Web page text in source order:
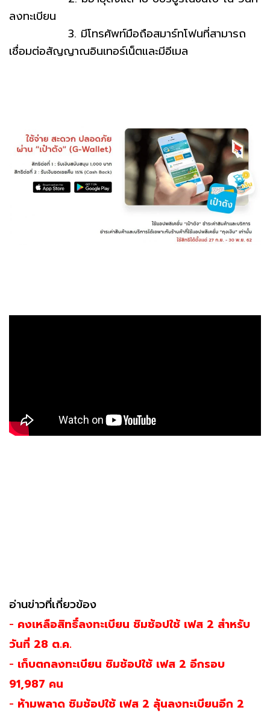
ลงทะเบียน
3. มีโทรศัพท์มือถือสมาร์ทโฟนที่สามารถ
เชื่อมต่อสัญญาณอินเทอร์เน็ตและมีอีเมล
อ่านข่าวที่เกี่ยวข้อง
- คงเหลือสิทธิ์ลงทะเบียน ชิมช้อปใช้ เฟส 2 สำหรับ
วันที่ 28 ต.ค.
- เก็บตกลงทะเบียน ชิมช้อปใช้ เฟส 2 อีกรอบ
91,987 คน
- ห้ามพลาด ชิมช้อปใช้ เฟส 2 ลุ้นลงทะเบียนอีก 2